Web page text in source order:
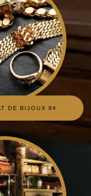
DE BIJOUX 84